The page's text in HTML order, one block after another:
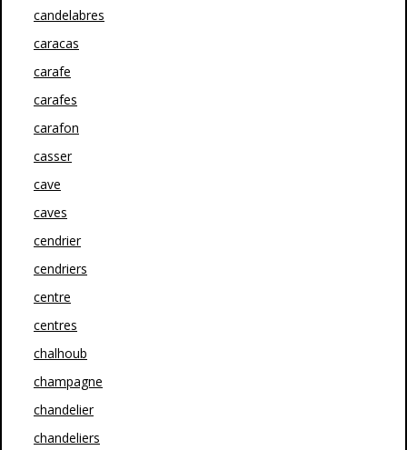
candelabres
caracas
carafe
carafes
carafon
casser
cave
caves
cendrier
cendriers
centre
centres
chalhoub
champagne
chandelier
chandeliers